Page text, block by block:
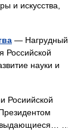
и искусства,
— Нагрудный
Российской
науки и
Росиийской
выдающиеся… …